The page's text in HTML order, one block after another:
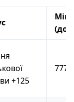
+125
777